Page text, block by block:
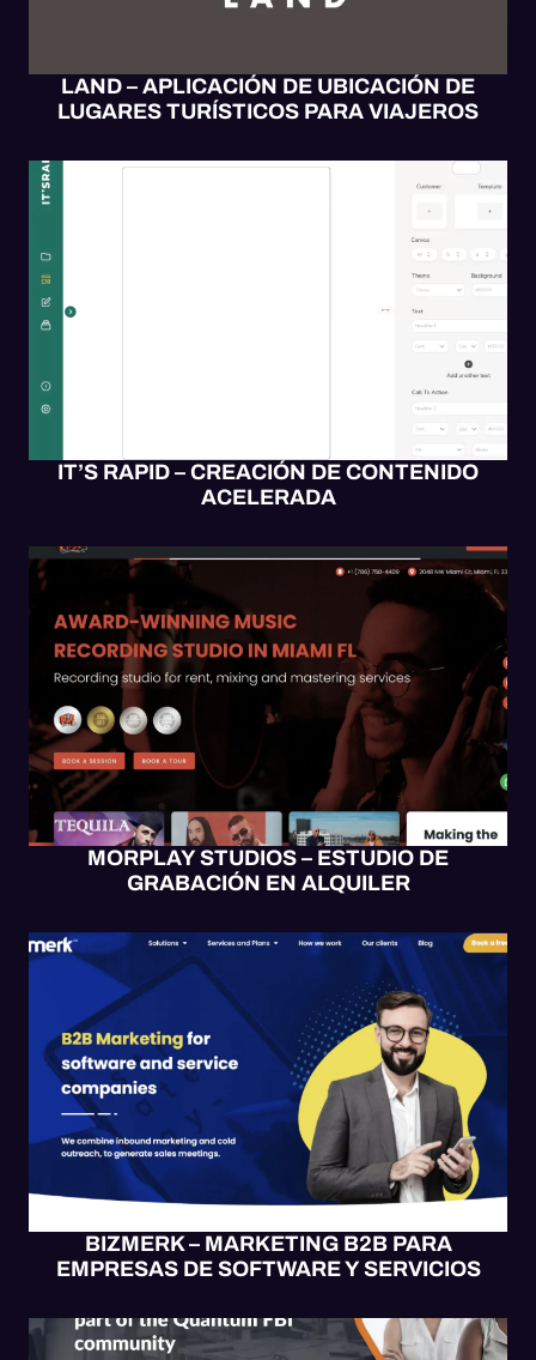
LAND – APLICACIÓN DE UBICACIÓN DE
LUGARES TURÍSTICOS PARA VIAJEROS
APP MÓVIL
IT’S RAPID – CREACIÓN DE CONTENIDO
ACELERADA
SITIO WEB
WEB UX/UI
WORDPRESS
MORPLAY STUDIOS – ESTUDIO DE
GRABACIÓN EN ALQUILER
BLOGS SITIO WEB
WEB UX/UI
WORDPRESS
BIZMERK – MARKETING B2B PARA
EMPRESAS DE SOFTWARE Y SERVICIOS
DISEÑO EMAIL HUBSPOT